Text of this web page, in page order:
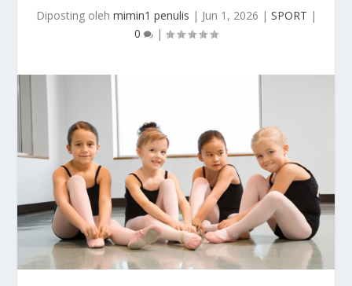
Diposting oleh mimin1 penulis | Jun 1, 2026 | SPORT |
0
|